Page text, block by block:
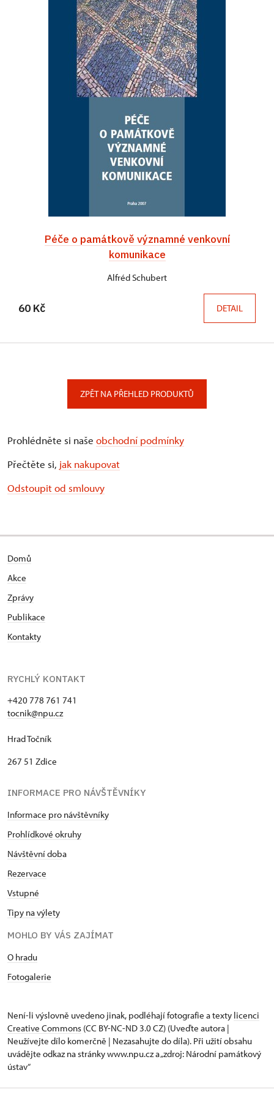
Péče o památkově významné venkovní
komunikace
Alfréd Schubert
60 Kč DETAIL
ZPĚT NA PŘEHLED PRODUKTŮ
Prohlédněte si naše obchodní podmínky
Přečtěte si, jak nakupovat
Odstoupit od smlouvy
Domů
Akce
Zprávy
Publikace
Kontakty
RYCHLÝ KONTAKT
+420 778 761 741
tocnik@npu.cz
Hrad Točník
267 51 Zdice
INFORMACE PRO NÁVŠTĚVNÍKY
Informace pro návštěvníky
Prohlídkové okruhy
Návštěvní doba
Rezervace
Vstupné
Tipy na výlety
MOHLO BY VÁS ZAJÍMAT
O hradu
Fotogalerie
Není-li výslovně uvedeno jinak, podléhají fotografie a texty licenci
Creative Commons (CC BY-NC-ND 3.0 CZ) (Uveďte autora |
Neužívejte dílo komerčně | Nezasahujte do díla). Při užití obsahu
uvádějte odkaz na stránky www.npu.cz a „zdroj: Národní památkový
ústav“